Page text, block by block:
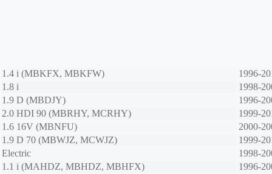
1.4 i (MBKFX, MBKFW)
1996-
1.8 i
1998-
1.9 D (MBDJY)
1996-
2.0 HDI 90 (MBRHY, MCRHY)
1999-
1.6 16V (MBNFU)
2000-
1.9 D 70 (MBWJZ, MCWJZ)
1999-
Electric
1998-
1.1 i (MAHDZ, MBHDZ, MBHFX)
1996-